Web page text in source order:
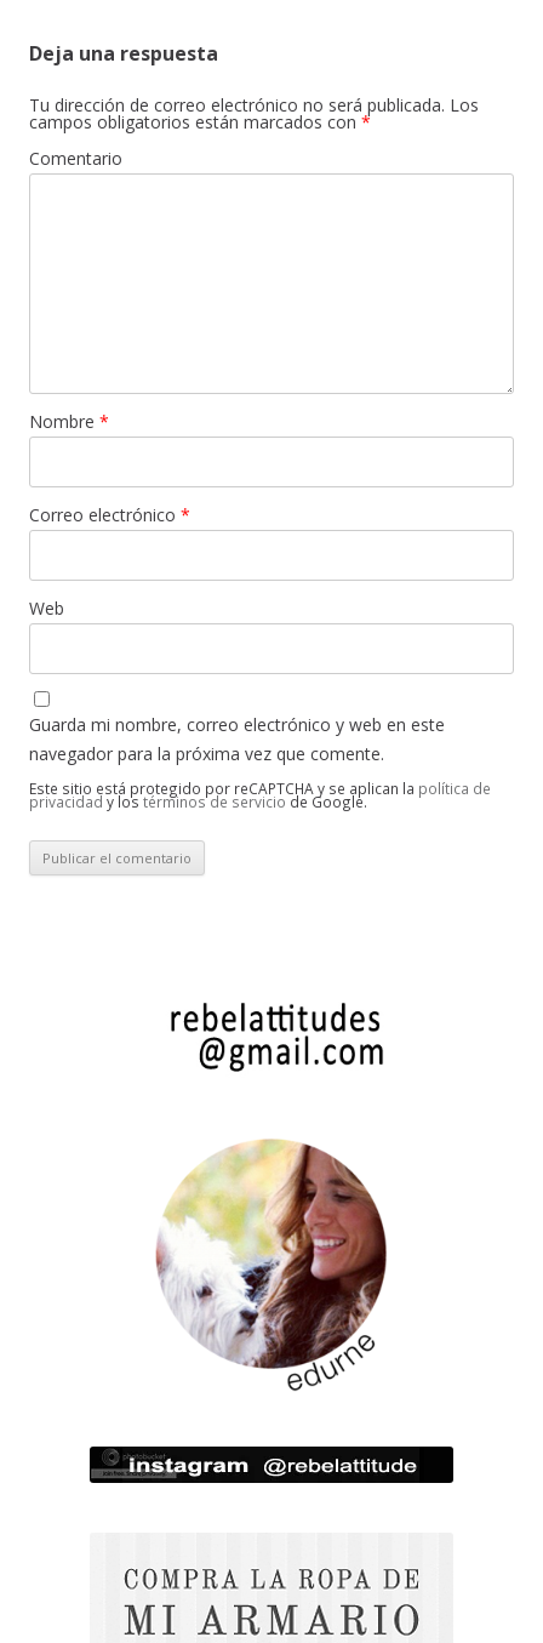
Deja una respuesta
Tu dirección de correo electrónico no será publicada. Los
campos obligatorios están marcados con *
Comentario
Nombre *
Correo electrónico *
Web
Guarda mi nombre, correo electrónico y web en este
navegador para la próxima vez que comente.
Este sitio está protegido por reCAPTCHA y se aplican la política de
privacidad y los términos de servicio de Google.